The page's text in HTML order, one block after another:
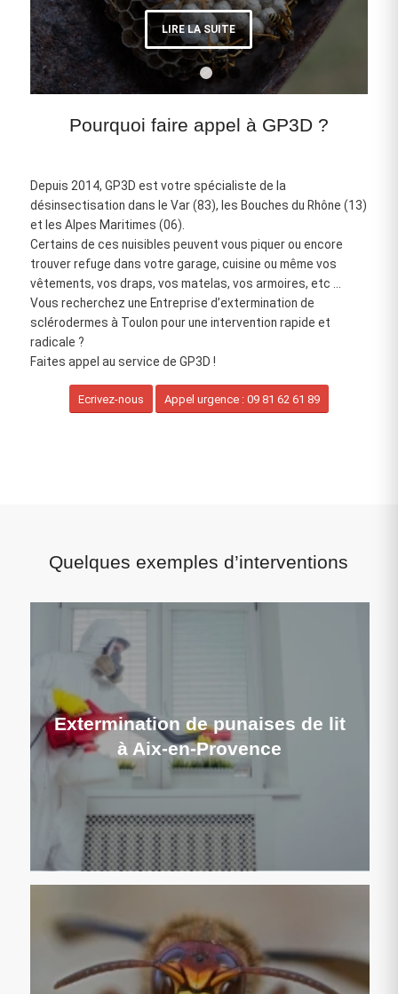
LIRE LA SUITE
2 3
Pourquoi faire appel à GP3D ?
Depuis 2014, GP3D est votre spécialiste de la
désinsectisation dans le Var (83), les Bouches du Rhône (13)
et les Alpes Maritimes (06).
Certains de ces nuisibles peuvent vous piquer ou encore
trouver refuge dans votre garage, cuisine ou même vos
vêtements, vos draps, vos matelas, vos armoires, etc …
Vous recherchez une Entreprise d’extermination de
sclérodermes à Toulon pour une intervention rapide et
radicale ?
Faites appel au service de GP3D !
Ecrivez-nous Appel urgence : 09 81 62 61 89
Quelques exemples d’interventions
Extermination de punaises de lit
à Aix-en-Provence